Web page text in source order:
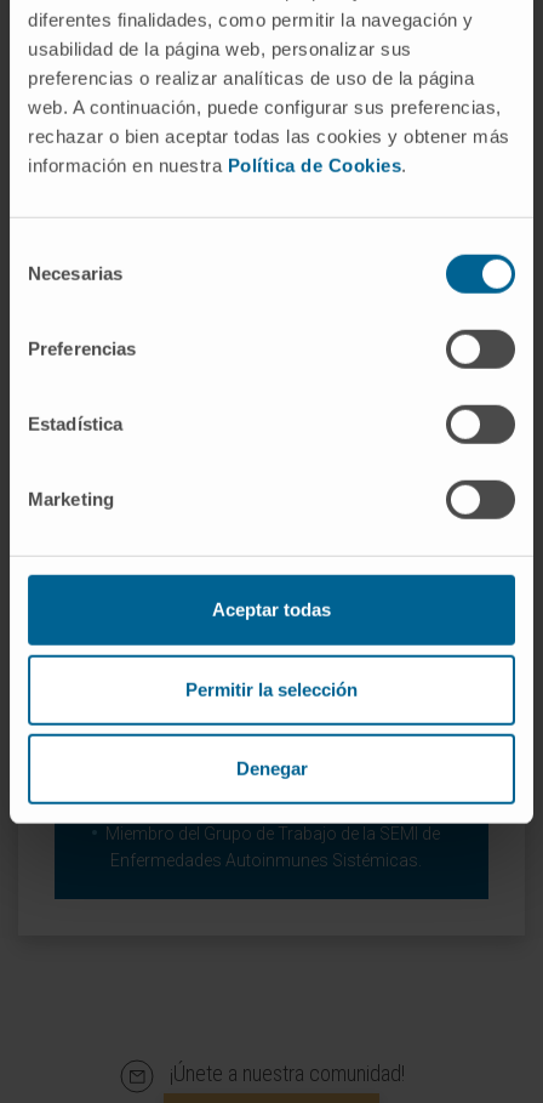
diferentes finalidades, como permitir la navegación y
usabilidad de la página web, personalizar sus
preferencias o realizar analíticas de uso de la página
web. A continuación, puede configurar sus preferencias,
rechazar o bien aceptar todas las cookies y obtener más
información en nuestra Política de Cookies.
Necesarias
Preferencias
Estadística
Marketing
Aceptar todas
Permitir la selección
Denegar
En investigación
Autor de 2 publicaciones científicas.
Ha presentado varias comunicaciones
orales y escritas en congresos nacionales e
internacionales.
Miembro de la Sociedad Española de
(SOMIMACA).
Miembro de la Sociedad Española de
Clínica (SEIMC).
Miembro del Grupo de Trabajo de la SEMI de
Miembro del Grupo de Trabajo de la SEMI de
Enfermedades Infecciosas.
Miembro del Grupo de Trabajo de la SEMI de
Enfermedades Autoinmunes Sistémicas.
¡Únete a nuestra comunidad!